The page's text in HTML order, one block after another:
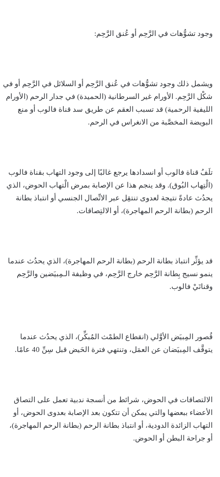
وجود تشوُّهات في الرَّحِم أو عُنق الرَّحِم:
ويشمل ذلك وجود تشوُّهات في عُنق الرَّحِم أو السلائل في الرَّحِم أو في
شكْل الرَّحِم. الأورام غير السرطانية (الحميدة) في جدار الرحم (الأورام
الليفية الرحمية) قد تسبب العقم عن طريق سد قناة فالوب أو منع
البويضة المخصَّبة من الانغراس في الرحم.
تلَفُ قناة فالوب أو انسدادها يرجع غالبًا إلى وجود التهاب بقناة فالوب
(الْتِهاب البُوق). وقد ينجم هذا عن الإصابة بمرض الْتهاب الحوض، الذي
يحدُث عادةً نتيجة لعدوى تنتقِل عبر الاتِّصال الجنسي أو انتباذ بطانة
الرحم (بطانة الرحم المهاجرة)، أو الالتِصاقات.
قد يؤثِّر انتباذ بطانة الرحم (بطانة الرحم المهاجرة)، الذي يحدُث عندما
ينمو نسيج بِطانة الرَّحِم خارج الرَّحِم، في وظيفة الـمِبيَضين والرَّحِم
وقناتَيْ فالوب.
قُصور المِبيَض الأوَّلي (انقطاع الطمْث المُبكِّر)، الذي يحدُث عندما
يتوقَّف المِبيَضان عن العمَل، وتنتهي فترة الحَيض قبل سِنِّ 40 عامًا.
الالتصاقات في الحوض، شرائط من أنسجة ندبية تعمل على التصاق
الأعضاء ببعضها والتي يمكن أن تتكون بعد الإصابة بعدوى الحوض، أو
التهاب الزائدة الدودية، أو انتباذ بطانة الرحم (بطانة الرحم المهاجرة)،
أو جراحة البطن أو الحوض.